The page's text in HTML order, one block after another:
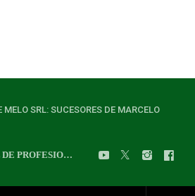
SRL: SUCESORES DE MARCELO
AGENDA DIGITAL DE PROFESIONALES